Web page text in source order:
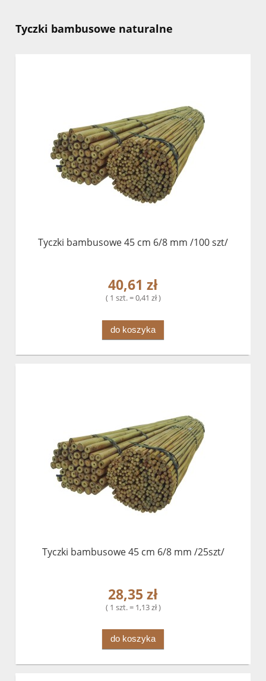
Tyczki bambusowe naturalne
Tyczki bambusowe 45 cm 6/8 mm /100 szt/
40,61 zł
( 1 szt. = 0,41 zł )
do koszyka
Tyczki bambusowe 45 cm 6/8 mm /25szt/
28,35 zł
( 1 szt. = 1,13 zł )
do koszyka